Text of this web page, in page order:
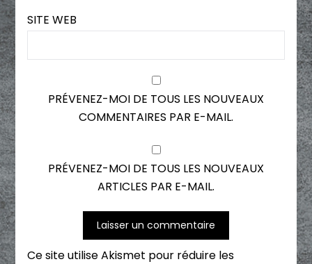
SITE WEB
PRÉVENEZ-MOI DE TOUS LES NOUVEAUX
COMMENTAIRES PAR E-MAIL.
PRÉVENEZ-MOI DE TOUS LES NOUVEAUX
ARTICLES PAR E-MAIL.
Ce site utilise Akismet pour réduire les